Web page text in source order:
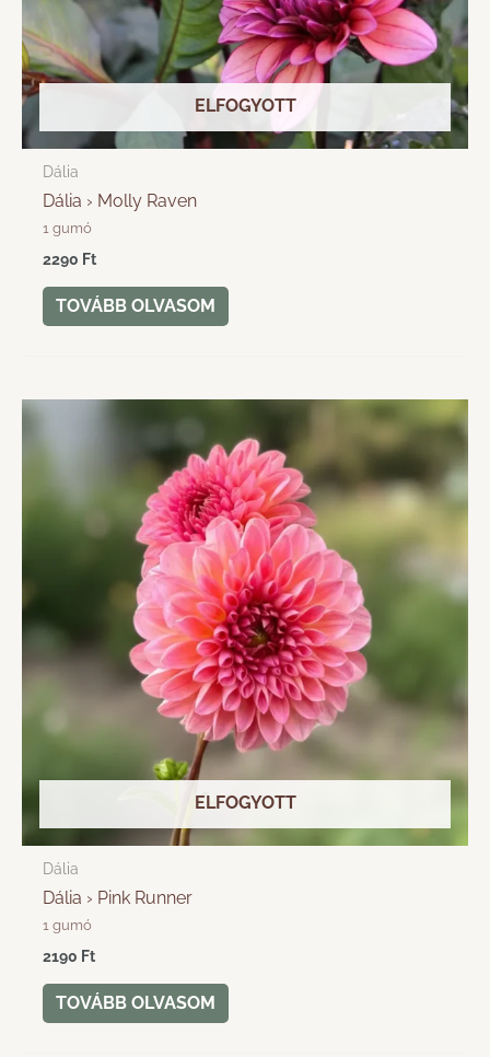
ELFOGYOTT
Dália
Dália › Molly Raven
1 gumó
2290 Ft
TOVÁBB OLVASOM
ELFOGYOTT
Dália
Dália › Pink Runner
1 gumó
2190 Ft
TOVÁBB OLVASOM